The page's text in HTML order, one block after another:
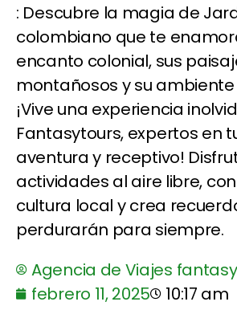
: Descubre la magia de
colombiano que te
encanto colonial, sus
montañosos y su
¡Vive una experiencia
Fantasytours, expertos en
aventura y receptivo!
actividades al aire libre,
cultura local y crea
perdurarán para siempre.
Agencia de Viajes
febrero 11, 2025
10:17 am